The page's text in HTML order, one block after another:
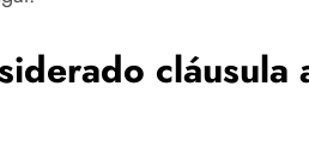
cláusula